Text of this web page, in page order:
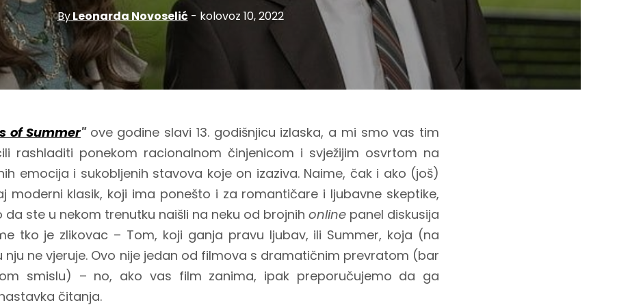
ByLeonarda Novoselić - kolovoz 10, 2022
of Summer"ove godine slavi 13. godišnjicu izlaska, a mi smo vas tim
rashladiti ponekom racionalnom činjenicom i svježijim osvrtom na
emocija i sukobljenih stavova koje on izaziva. Naime, čak i ako (još)
moderni klasik, koji ima ponešto i za romantičare i ljubavne skeptike,
ste u nekom trenutku naišli na neku od brojnih online panel diskusija
tko je zlikovac – Tom, koji ganja pravu ljubav, ili Summer, koja (na
ne vjeruje. Ovo nije jedan od filmova s dramatičnim prevratom (bar
smislu) – no, ako vas film zanima, ipak preporučujemo da ga
čitanja.